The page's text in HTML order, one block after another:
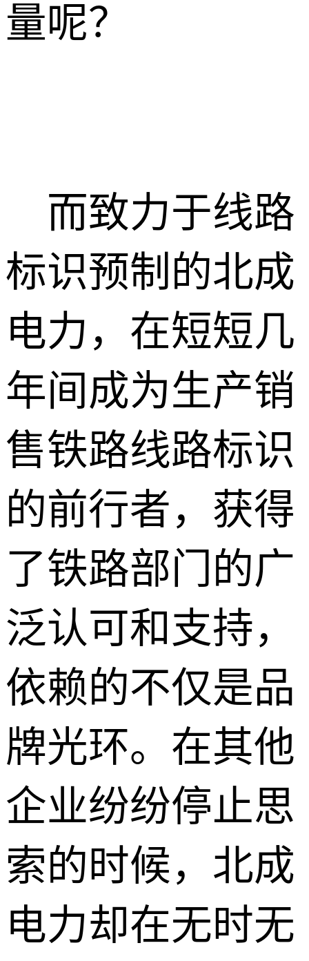
量呢？
而致力于线路
标识预制的北成
电力，在短短几
年间成为生产销
售铁路线路标识
的前行者，获得
了铁路部门的广
泛认可和支持，
依赖的不仅是品
牌光环。在其他
企业纷纷停止思
索的时候，北成
电力却在无时无